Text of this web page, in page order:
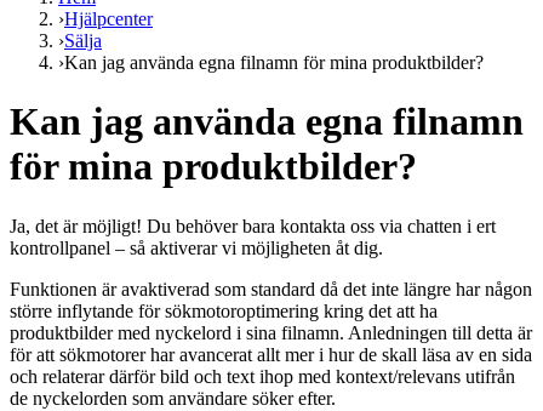
›Hjälpcenter
›Sälja
›Kan jag använda egna filnamn för mina produktbilder?
Kan jag använda egna filnamn
för mina produktbilder?
Ja, det är möjligt! Du behöver bara kontakta oss via chatten i ert
kontrollpanel – så aktiverar vi möjligheten åt dig.
Funktionen är avaktiverad som standard då det inte längre har någon
större inflytande för sökmotoroptimering kring det att ha
produktbilder med nyckelord i sina filnamn. Anledningen till detta är
för att sökmotorer har avancerat allt mer i hur de skall läsa av en sida
och relaterar därför bild och text ihop med kontext/relevans utifrån
de nyckelorden som användare söker efter.